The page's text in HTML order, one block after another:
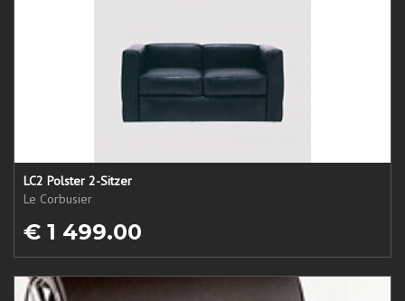
LC2 Polster 2-Sitzer
Le Corbusier
€ 1 499.00